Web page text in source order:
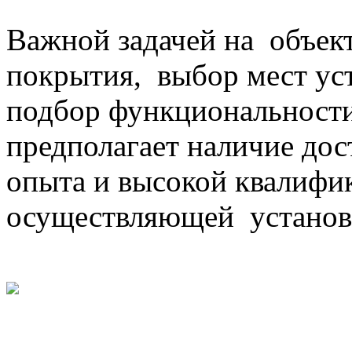
Важной задачей на
покрытия, выбор мест
подбор
предполагает наличие
опыта и высокой
осуществляющей